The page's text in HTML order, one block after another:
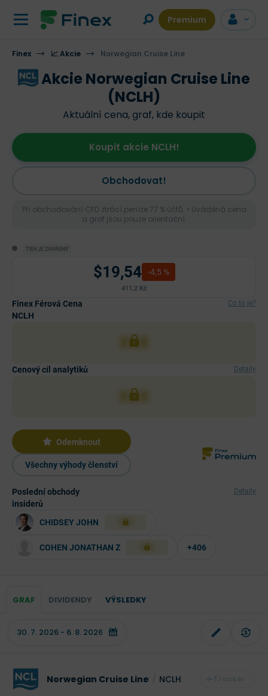
Premium
Finex 📈 Akcie Norwegian Cruise Line
Akcie Norwegian Cruise Line
(NCLH)
Aktuální cena, graf, kde koupit
Obchodovat!
Koupit akcie NCLH!
Při obchodování CFD ztrácí peníze 77 % účtů. • Uváděná cena
a graf jsou pouze orientační.
TRH JE ZAVŘENÝ
$19,54 -4,5 %
411,2 Kč
Finex Férová Cena
NCLH
Co to je?
XXX
Cenový cíl analytiků Detaily
XXX
Odemknout
Všechny výhody členství
Poslední obchody
insiderů
Detaily
CHIDSEY JOHN XXX
COHEN JONATHAN Z XXX +406
GRAF DIVIDENDY VÝSLEDKY
Norwegian Cruise Line NCLH